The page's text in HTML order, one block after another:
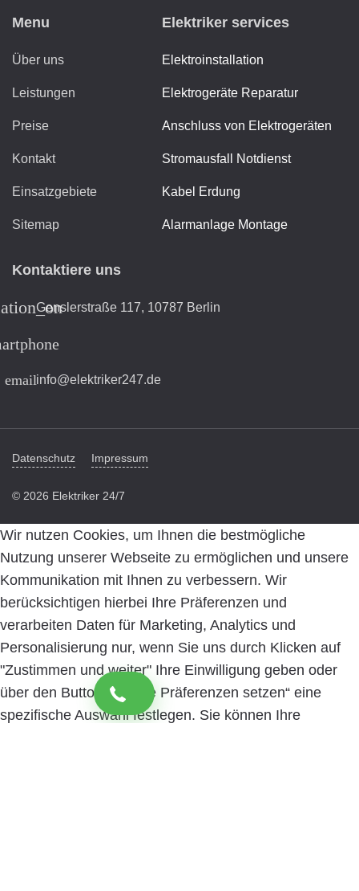
Menu
Über uns
Leistungen
Preise
Kontakt
Einsatzgebiete
Sitemap
Elektriker services
Elektroinstallation
Elektrogeräte Reparatur
Anschluss von Elektrogeräten
Stromausfall Notdienst
Kabel Erdung
Alarmanlage Montage
Kontaktiere uns
Genslerstraße 117, 10787 Berlin
emailinfo@elektriker247.de
Datenschutz Impressum
© 2026 Elektriker 24/7
Wir nutzen Cookies, um Ihnen die bestmögliche
Nutzung unserer Webseite zu ermöglichen und unsere
Kommunikation mit Ihnen zu verbessern. Wir
berücksichtigen hierbei Ihre Präferenzen und
verarbeiten Daten für Marketing, Analytics und
Personalisierung nur, wenn Sie uns durch Klicken auf
"Zustimmen und weiter" Ihre Einwilligung geben oder
über den Button „Cookie Präferenzen setzen“ eine
spezifische Auswahl festlegen. Sie können Ihre